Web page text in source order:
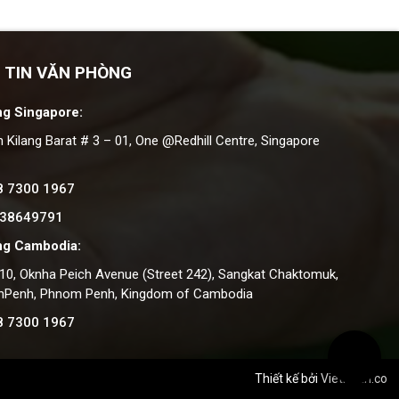
VĂN PHÒNG
Singapore:
Kilang Barat # 3 – 01, One @Redhill Centre, Singapore
7300 1967
Cambodia:
Oknha Peich Avenue (Street 242), Sangkat Chaktomuk,
Phnom Penh, Kingdom of Cambodia
7300 1967
Thiết kế bởi Vietnhan.co